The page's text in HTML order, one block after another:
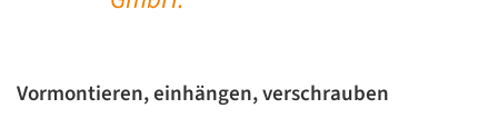
Vormontieren, einhängen, verschrauben